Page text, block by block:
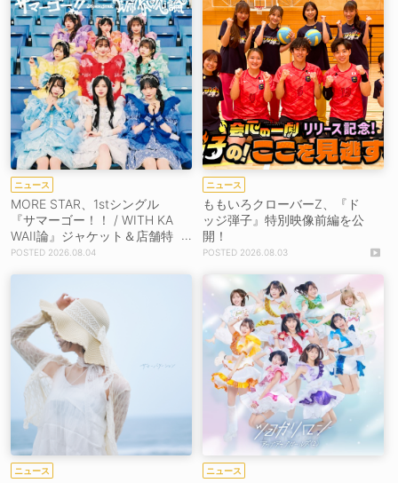
ニュース
MORE STAR、1stシングル
『サマーゴー！！ / WITH KA
WAII論』ジャケット＆店舗特
典絵柄を公開！
2026.08.04
ニュース
ももいろクローバーZ、『ド
ッジ弾子』特別映像前編を公
開！
2026.08.03
ニュース ニュース